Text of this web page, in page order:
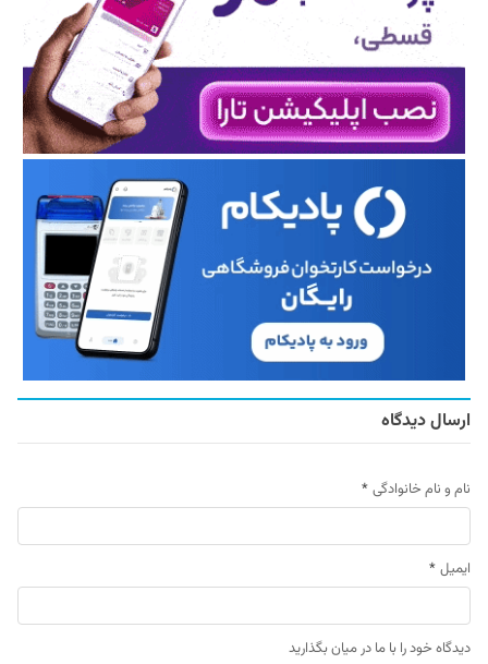
ارسال دیدگاه
نام و نام خانوادگی *
ایمیل *
دیدگاه خود را با ما در میان بگذارید